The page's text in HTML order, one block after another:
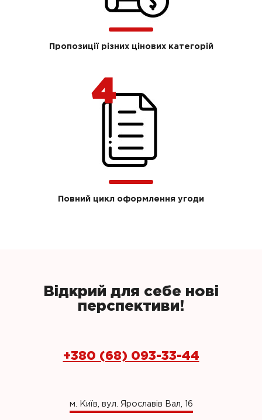
Пропозиції різних цінових категорій
Повний цикл оформлення угоди
Відкрий для себе нові
перспективи!
+380 (68) 093-33-44
м. Київ, вул. Ярославів Вал, 16